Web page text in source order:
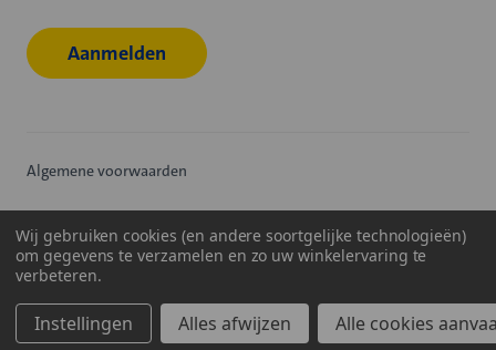
Aanmelden
Algemene voorwaarden
Cookiebeleid
Wij gebruiken cookies (en andere soortgelijke technologieën)
om gegevens te verzamelen en zo uw winkelervaring te
verbeteren.
Instellingen Alles afwijzen Alle cookies